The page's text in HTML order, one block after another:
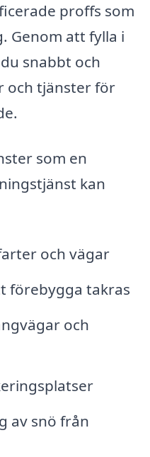
proffs som
Genom att fylla i
snabbt och
och tjänster för
som en
kan
och vägar
förebygga takras
och
av snö från